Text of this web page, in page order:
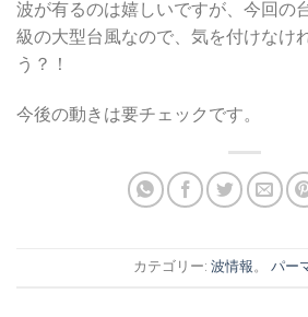
波が有るのは嬉しいですが、今回の
級の大型台風なので、気を付けなけ
う？！
今後の動きは要チェックです。
カテゴリー: 波情報。 パー